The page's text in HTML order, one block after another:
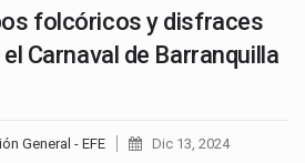
folcóricos y disfraces
Carnaval de Barranquilla
General - EFE Dic 13, 2024